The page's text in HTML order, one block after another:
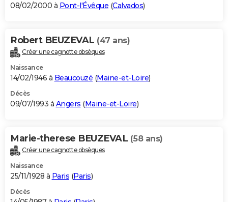
08/02/2000 à Pont-l'Évêque (Calvados)
Robert BEUZEVAL (47 ans)
Créer une cagnotte obsèques
Naissance
14/02/1946 à Beaucouzé (Maine-et-Loire)
Décès
09/07/1993 à Angers (Maine-et-Loire)
Marie-therese BEUZEVAL (58 ans)
Créer une cagnotte obsèques
Naissance
25/11/1928 à Paris (Paris)
Décès